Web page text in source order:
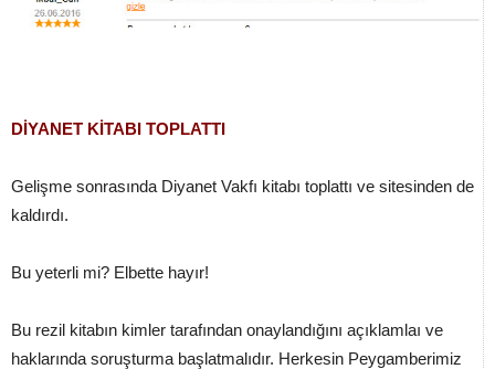
DİYANET KİTABI TOPLATTI
Gelişme sonrasında Diyanet Vakfı kitabı toplattı ve sitesinden de
kaldırdı.
Bu yeterli mi? Elbette hayır!
Bu rezil kitabın kimler tarafından onaylandığını açıklamlaı ve
haklarında soruşturma başlatmalıdır. Herkesin Peygamberimiz